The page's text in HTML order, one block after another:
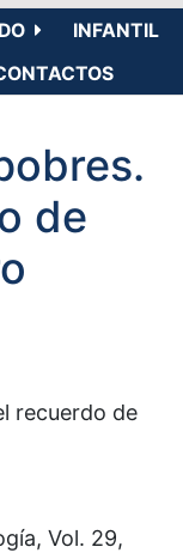
INFANTIL
de
recuerdo de
Vol. 29,